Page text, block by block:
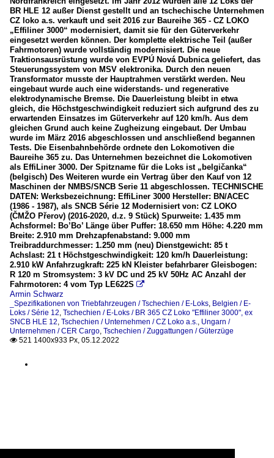
BR HLE 12 außer Dienst gestellt und an tschechische Unternehmen
CZ loko a.s. verkauft und seit 2016 zur Baureihe 365 - CZ LOKO
„Effiliner 3000“ modernisiert, damit sie für den Güterverkehr
eingesetzt werden können. Der komplette elektrische Teil (außer
Fahrmotoren) wurde vollständig modernisiert. Die neue
Traktionsausrüstung wurde von EVPÚ Nová Dubnica geliefert, das
Steuerungssystem von MSV elektronika. Durch den neuen
Transformator musste der Hauptrahmen verstärkt werden. Neu
eingebaut wurde auch eine widerstands- und regenerative
elektrodynamische Bremse. Die Dauerleistung bleibt in etwa
gleich, die Höchstgeschwindigkeit reduziert sich aufgrund des zu
erwartenden Einsatzes im Güterverkehr auf 120 km/h. Aus dem
gleichen Grund auch keine Zugheizung eingebaut. Der Umbau
wurde im März 2016 abgeschlossen und anschließend begannen
Tests. Die Eisenbahnbehörde ordnete den Lokomotiven die
Baureihe 365 zu. Das Unternehmen bezeichnet die Lokomotiven
als EffiLiner 3000. Der Spitzname für die Loks ist „belgičanka“
(belgisch) Des Weiteren wurde ein Vertrag über den Kauf von 12
Maschinen der NMBS/SNCB Serie 11 abgeschlossen. TECHNISCHE
DATEN: Werksbezeichnung: EffiLiner 3000 Hersteller: BN/ACEC
(1986 - 1987), als SNCB Série 12 Modernisiert von: CZ LOKO
(ČMŽO Přerov) (2016-2020, d.z. 9 Stück) Spurweite: 1.435 mm
Achsformel: Bo’Bo’ Länge über Puffer: 18.650 mm Höhe: 4.220 mm
Breite: 2.910 mm Drehzapfenabstand: 9.000 mm
Treibraddurchmesser: 1.250 mm (neu) Dienstgewicht: 85 t
Achslast: 21 t Höchstgeschwindigkeit: 120 km/h Dauerleistung:
2.910 kW Anfahrzugkraft: 225 kN Kleister befahrbarer Gleisbogen:
R 120 m Stromsystem: 3 kV DC und 25 kV 50Hz AC Anzahl der
Fahrmotoren: 4 vom Typ LE622S 
Armin Schwarz
_Spezifikationen von Triebfahrzeugen / Tschechien / E-Loks, Belgien / E-
Loks / Série 12, Tschechien / E-Loks / BR 365 CZ Loko "Effiliner 3000", ex
SNCB HLE 12, Tschechien / Unternehmen / CZ Loko a.s., Ungarn /
Unternehmen / CER Cargo, Tschechien / Zuggattungen / Güterzüge
 521 1400x933 Px, 05.12.2022